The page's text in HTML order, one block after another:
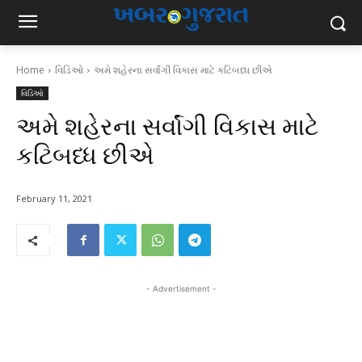
Home વિડિઓ અમે શહેરના સર્વાંગી વિકાસ માટે કટિબધ્ધ છીએ
વિડિઓ
અમે શહેરના સર્વાંગી વિકાસ માટે
કટિબધ્ધ છીએ
February 11, 2021
- Advertisement -